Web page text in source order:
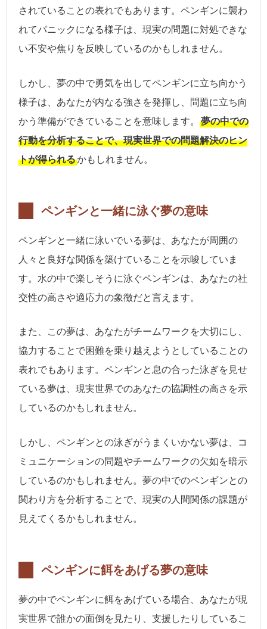
されていることの表れでもあります。ペンギンに襲わ
れてパニックになる様子は、現実の問題に対処できな
い不安や焦りを反映しているのかもしれません。
しかし、夢の中で勇気を出してペンギンに立ち向かう
様子は、あなたが内なる強さを発揮し、問題に立ち向
かう準備ができていることを意味します。
夢の中での
行動を分析することで、現実世界での問題解決のヒン
トが得られるかもしれません。
ペンギンと一緒に泳ぐ夢の意味
ペンギンと一緒に泳いでいる夢は、あなたが周囲の
人々と良好な関係を築けていることを示唆していま
す。水の中で楽しそうに泳ぐペンギンは、あなたの社
交性の高さや適応力の象徴だと言えます。
また、この夢は、あなたがチームワークを大切にし、
協力することで困難を乗り越えようとしていることの
表れでもあります。ペンギンと息の合った泳ぎを見せ
ている夢は、現実世界でのあなたの協調性の高さを示
しているのかもしれません。
しかし、ペンギンとの泳ぎがうまくいかない夢は、コ
ミュニケーションの問題やチームワークの欠如を暗示
しているのかもしれません。夢の中でのペンギンとの
関わり方を分析することで、現実の人間関係の課題が
見えてくるかもしれません。
ペンギンに餌をあげる夢の意味
夢の中でペンギンに餌をあげている場合、あなたが現
実世界で誰かの面倒を見たり、支援したりしているこ